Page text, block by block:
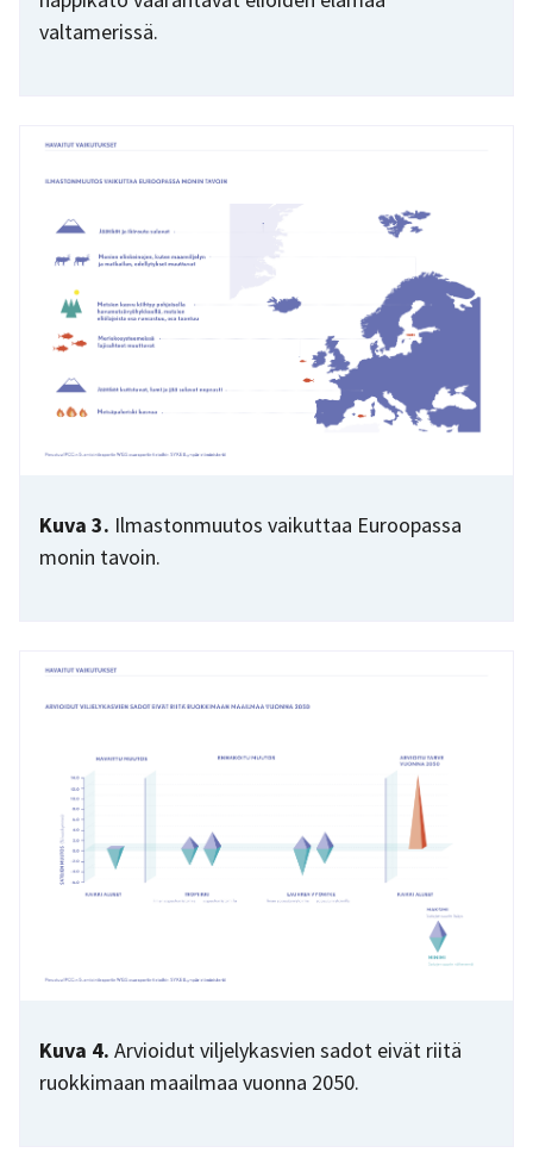
valtamerissä.
Kuva 3. Ilmastonmuutos vaikuttaa Euroopassa
monin tavoin.
Kuva 4. Arvioidut viljelykasvien sadot eivät riitä
ruokkimaan maailmaa vuonna 2050.